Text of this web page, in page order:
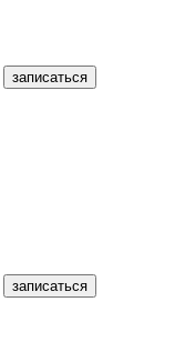
записаться
записаться